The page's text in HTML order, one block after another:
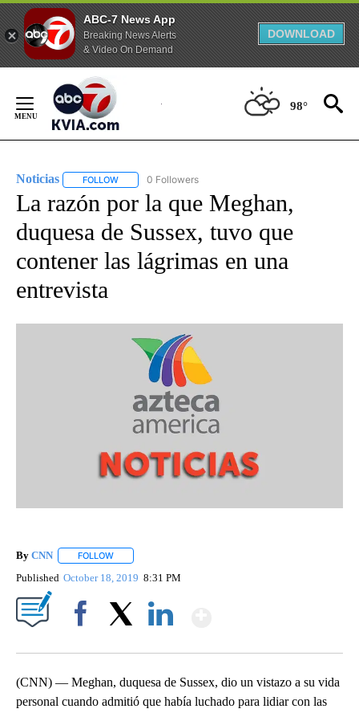
ABC-7 News App
Breaking News Alerts
& Video On Demand
DOWNLOAD
Content
98°
Noticias FOLLOW FOLLOW "NOTICIAS" TO RECEIVE NOTIFICATIONS
0 Followers
La razón por la que Meghan,
duquesa de Sussex, tuvo que
contener las lágrimas en una
entrevista
By CNN FOLLOW
Published October 18, 2019 8:31 PM
(CNN) — Meghan, duquesa de Sussex, dio un vistazo a su vida
personal cuando admitió que había luchado para lidiar con las